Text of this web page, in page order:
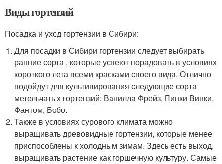
Виды гортензий
Посадка и уход гортензии в Сибири:
Для посадки в Сибири гортензии следует выбирать
ранние сорта , которые успеют порадовать в условиях
короткого лета всеми красками своего вида. Отлично
подойдут для культивирования следующие сорта
метельчатых гортензий: Ванилла Фрейз, Пинки Винки,
Фантом, Бобо.
Также в условиях сурового климата можно
выращивать древовидные гортензии, которые менее
приспособлены к холодным зимам. Здесь есть выход,
выращивать растение как горшечную культуру. Самые